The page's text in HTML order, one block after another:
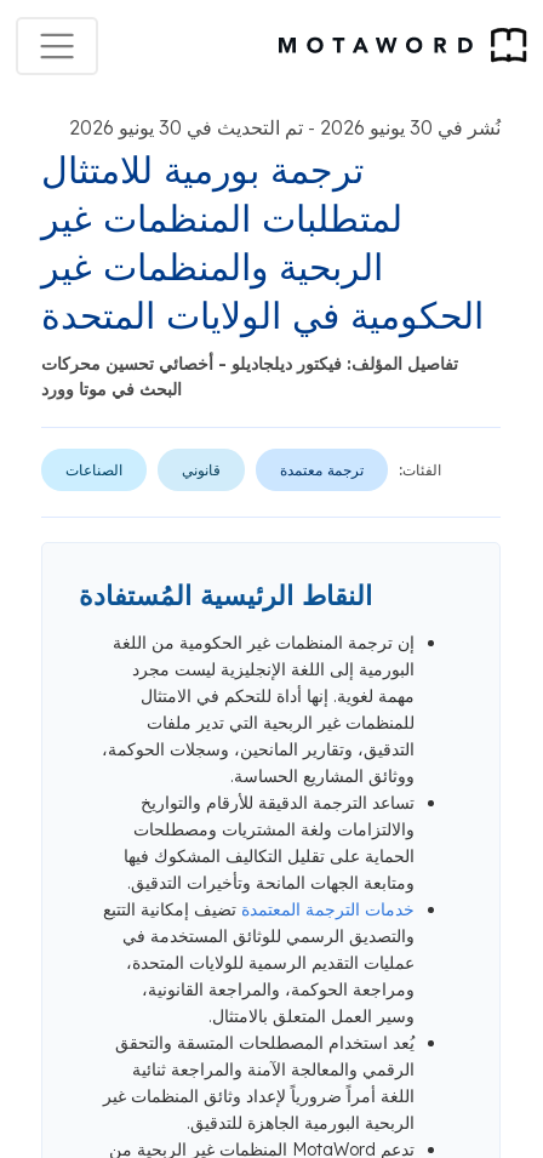
نُشر في 30 يونيو 2026 - تم التحديث في 30 يونيو 2026
ترجمة بورمية للامتثال
لمتطلبات المنظمات غير
الربحية والمنظمات غير
الحكومية في الولايات المتحدة
تفاصيل المؤلف: فيكتور ديلجاديلو - أخصائي تحسين محركات
البحث في موتا وورد
الفئات: ترجمة معتمدة قانوني الصناعات
النقاط الرئيسية المُستفادة
إن ترجمة المنظمات غير الحكومية من اللغة
البورمية إلى اللغة الإنجليزية ليست مجرد
مهمة لغوية. إنها أداة للتحكم في الامتثال
للمنظمات غير الربحية التي تدير ملفات
التدقيق، وتقارير المانحين، وسجلات الحوكمة،
ووثائق المشاريع الحساسة.
تساعد الترجمة الدقيقة للأرقام والتواريخ
والالتزامات ولغة المشتريات ومصطلحات
الحماية على تقليل التكاليف المشكوك فيها
ومتابعة الجهات المانحة وتأخيرات التدقيق.
خدمات الترجمة المعتمدة تضيف إمكانية التتبع
والتصديق الرسمي للوثائق المستخدمة في
عمليات التقديم الرسمية للولايات المتحدة،
ومراجعة الحوكمة، والمراجعة القانونية،
وسير العمل المتعلق بالامتثال.
يُعد استخدام المصطلحات المتسقة والتحقق
الرقمي والمعالجة الآمنة والمراجعة ثنائية
اللغة أمراً ضرورياً لإعداد وثائق المنظمات غير
الربحية البورمية الجاهزة للتدقيق.
تدعم MotaWord المنظمات غير الربحية من